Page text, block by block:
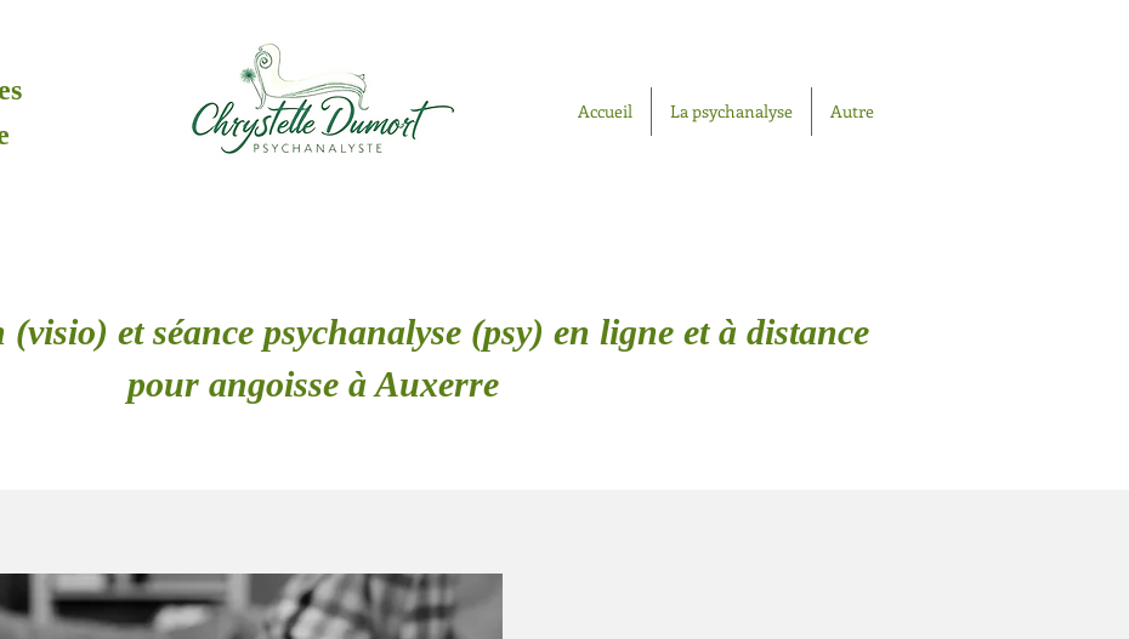
Accueil La psychanalyse Autre
et séance psychanalyse (psy) en ligne et à distance
pour angoisse à Auxerre